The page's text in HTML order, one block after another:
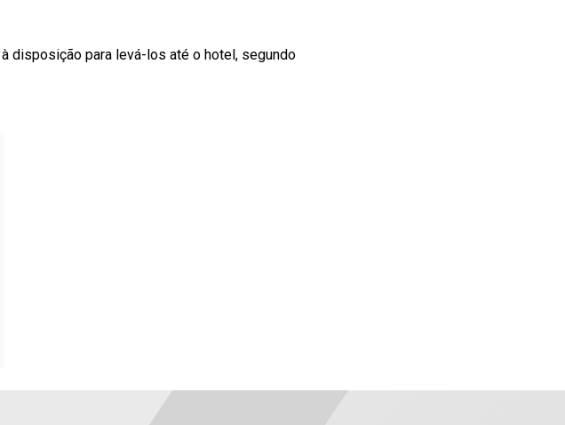
disposição para levá-los até o hotel, segundo